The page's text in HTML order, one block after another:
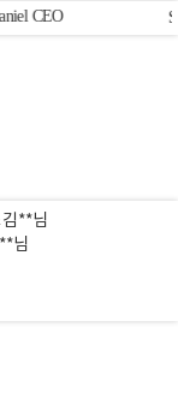
Sophia 차장
님